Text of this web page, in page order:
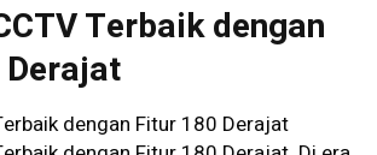
Terbaik dengan
dengan Fitur 180 Derajat